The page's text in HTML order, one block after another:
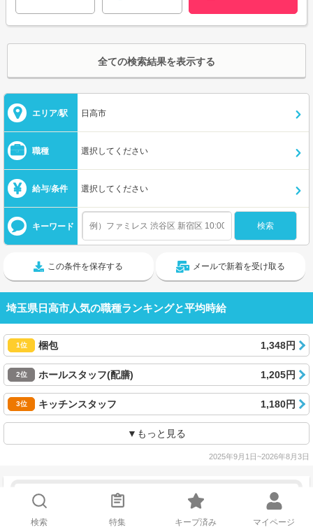
全ての検索結果を表示する
エリア/駅 日高市
職種 選択してください
給与/条件 選択してください
キーワード
この条件を保存する メールで新着を受け取る
埼玉県日高市人気の職種ランキングと平均時給
1位 梱包 1,348円
2位 ホールスタッフ(配膳) 1,205円
3位 キッチンスタッフ 1,180円
▼もっと見る
2025年9月1日~2026年8月3日
検索 特集 キープ済み マイページ